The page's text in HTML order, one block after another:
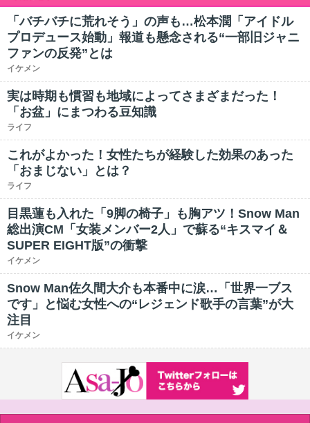
「バチバチに荒れそう」の声も…松本潤「アイドル
プロデュース始動」報道も懸念される“一部旧ジャニ
ファンの反発”とは
イケメン
実は時期も慣習も地域によってさまざまだった！
「お盆」にまつわる豆知識
ライフ
これがよかった！女性たちが経験した効果のあった
「おまじない」とは？
ライフ
目黒蓮も入れた「9脚の椅子」も胸アツ！Snow Man
総出演CM「女装メンバー2人」で蘇る“キスマイ＆
SUPER EIGHT版”の衝撃
イケメン
Snow Man佐久間大介も本番中に涙…「世界一ブス
です」と悩む女性への“レジェンド歌手の言葉”が大
注目
イケメン